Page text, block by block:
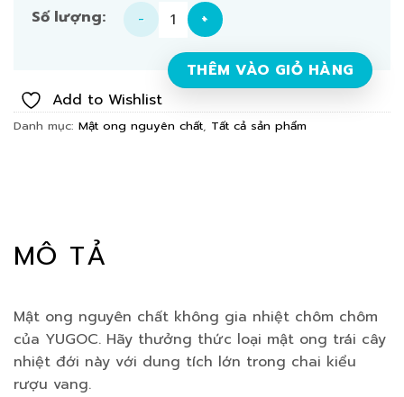
Mật ong nguyên chất không gia nhiệt (chôm chôm)
THÊM VÀO GIỎ HÀNG
Add to Wishlist
Danh mục: Mật ong nguyên chất, Tất cả sản phẩm
MÔ TẢ
Mật ong nguyên chất không gia nhiệt chôm chôm
của YUGOC. Hãy thưởng thức loại mật ong trái cây
nhiệt đới này với dung tích lớn trong chai kiểu
rượu vang.